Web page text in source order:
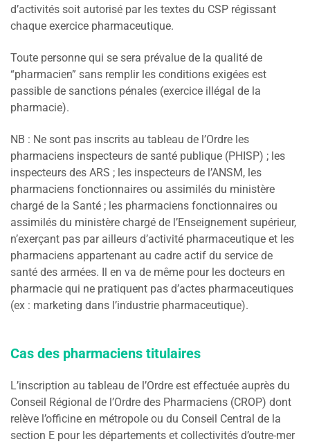
d’activités soit autorisé par les textes du CSP régissant
chaque exercice pharmaceutique.
Toute personne qui se sera prévalue de la qualité de
“pharmacien” sans remplir les conditions exigées est
passible de sanctions pénales (exercice illégal de la
pharmacie).
NB : Ne sont pas inscrits au tableau de l’Ordre les
pharmaciens inspecteurs de santé publique (PHISP) ; les
inspecteurs des ARS ; les inspecteurs de l’ANSM, les
pharmaciens fonctionnaires ou assimilés du ministère
chargé de la Santé ; les pharmaciens fonctionnaires ou
assimilés du ministère chargé de l’Enseignement supérieur,
n’exerçant pas par ailleurs d’activité pharmaceutique et les
pharmaciens appartenant au cadre actif du service de
santé des armées. Il en va de même pour les docteurs en
pharmacie qui ne pratiquent pas d’actes pharmaceutiques
(ex : marketing dans l’industrie pharmaceutique).
Cas des pharmaciens titulaires
L’inscription au tableau de l’Ordre est effectuée auprès du
Conseil Régional de l’Ordre des Pharmaciens (CROP) dont
relève l’officine en métropole ou du Conseil Central de la
section E pour les départements et collectivités d’outre-mer